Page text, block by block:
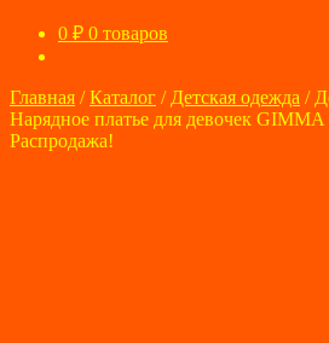
0 ₽ 0 товаров
Главная /Каталог / Детская одежда /
Нарядное платье для девочек GIMMA
Распродажа!